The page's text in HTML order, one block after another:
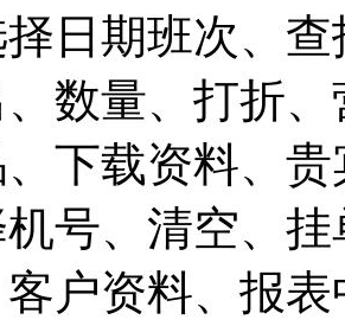
日期班次、
数量、打折
下载资料、
号、清空、
户资料、报